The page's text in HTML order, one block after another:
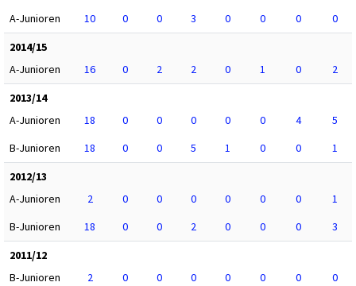
A-Junioren 10 0 0 3 0 0 0
0
2014/15
A-Junioren
16 0 2 2 0 1 0
2
2013/14
A-Junioren
18 0 0 0 0 0 4
5
B-Junioren
18 0 0 5 1 0 0
1
2012/13
A-Junioren
2 0 0 0 0 0 0
1
B-Junioren
18 0 0 2 0 0 0
3
2011/12
B-Junioren
2 0 0 0 0 0 0
0